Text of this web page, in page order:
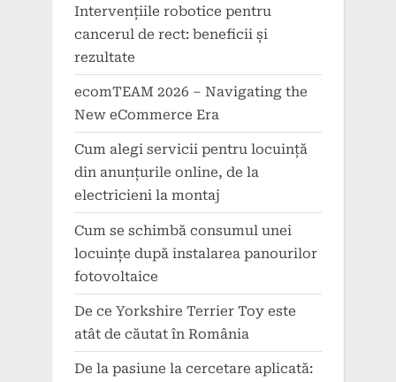
Intervențiile robotice pentru
cancerul de rect: beneficii și
rezultate
ecomTEAM 2026 – Navigating the
New eCommerce Era
Cum alegi servicii pentru locuință
din anunțurile online, de la
electricieni la montaj
Cum se schimbă consumul unei
locuințe după instalarea panourilor
fotovoltaice
De ce Yorkshire Terrier Toy este
atât de căutat în România
De la pasiune la cercetare aplicată: